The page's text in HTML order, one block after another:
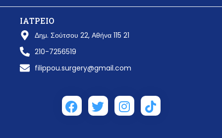
ΙΑΤΡΕΙΟ
Δημ. Σούτσου 22, Αθήνα 115 21
210-7256519
filippou.surgery@gmail.com